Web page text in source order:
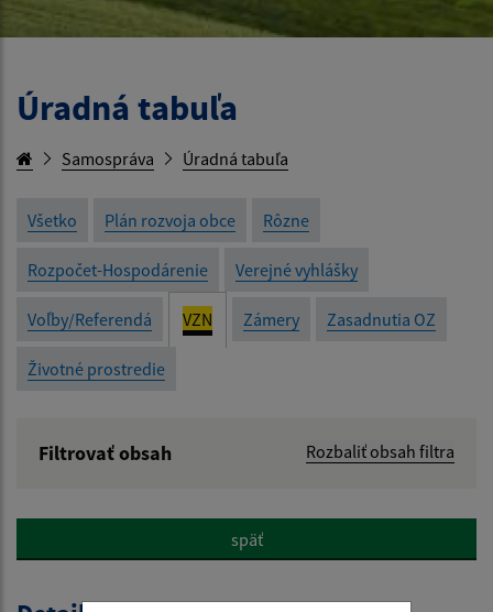
Úradná tabuľa
Samospráva Úradná tabuľa
Všetko Plán rozvoja obce Rôzne
Rozpočet-Hospodárenie Verejné vyhlášky
Voľby/Referendá VZN Zámery Zasadnutia OZ
Životné prostredie
Filtrovať obsah Rozbaliť obsah filtra
Popis:
späť